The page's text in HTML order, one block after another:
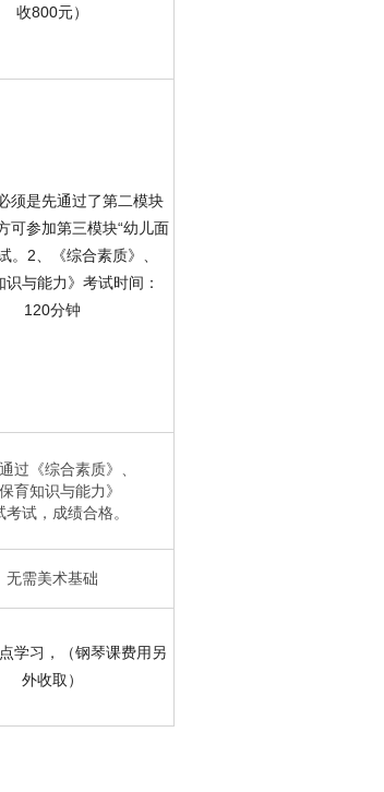
收800元）
须是先通过了第二模块
可参加第三模块“幼儿面
。2、《综合素质》、
识与能力》考试时间：
120分钟
过《综合素质》、
保育知识与能力》
考试，成绩合格。
无需美术基础
学习，（钢琴课费用另
外收取）